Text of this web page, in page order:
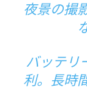
夜景の撮
バッテリ
利。長時